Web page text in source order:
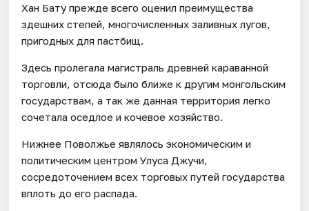
Хан Бату прежде всего оценил преимущества
здешних степей, многочисленных заливных лугов,
пригодных для пастбищ.
Здесь пролегала магистраль древней караванной
торговли, отсюда было ближе к другим монгольским
государствам, а так же данная территория легко
сочетала оседлое и кочевое хозяйство.
Нижнее Поволжье являлось экономическим и
политическим центром Улуса Джучи,
сосредоточением всех торговых путей государства
вплоть до его распада.